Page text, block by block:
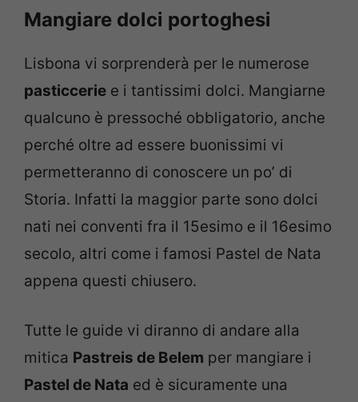
Mangiare dolci portoghesi
Lisbona vi sorprenderà per le numerose
pasticcerie e i tantissimi dolci. Mangiarne
qualcuno è pressoché obbligatorio, anche
perché oltre ad essere buonissimi vi
permetteranno di conoscere un po’ di
Storia. Infatti la maggior parte sono dolci
nati nei conventi fra il 15esimo e il 16esimo
secolo, altri come i famosi Pastel de Nata
appena questi chiusero.
Tutte le guide vi diranno di andare alla
mitica Pastreis de Belem per mangiare i
Pastel de Nata ed è sicuramente una